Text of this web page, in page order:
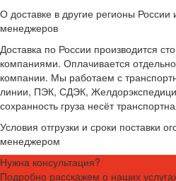
О доставке в другие регионы
менеджеров
Доставка по России производится
компаниями. Оплачивается
компании. Мы работаем с
линии, ПЭК, СДЭК,
сохранность груза несёт
Условия отгрузки и сроки поставки
менеджером
Нужна консультация?
Подробно расскажем о наших